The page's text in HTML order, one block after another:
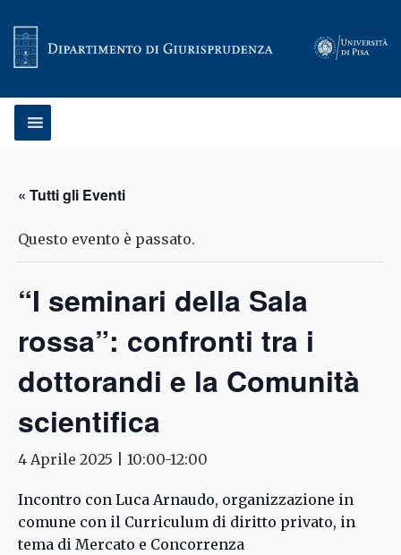
« Tutti gli Eventi
Questo evento è passato.
“I seminari della Sala
rossa”: confronti tra i
dottorandi e la Comunità
scientifica
4 Aprile 2025 | 10:00-12:00
Incontro con Luca Arnaudo, organizzazione in
comune con il Curriculum di diritto privato, in
tema di Mercato e Concorrenza